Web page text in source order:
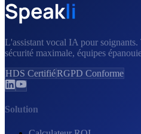
L'assistant vocal IA pour soignants.
sécurité maximale, équipes
HDS CertifiéRGPD Conforme
Solution